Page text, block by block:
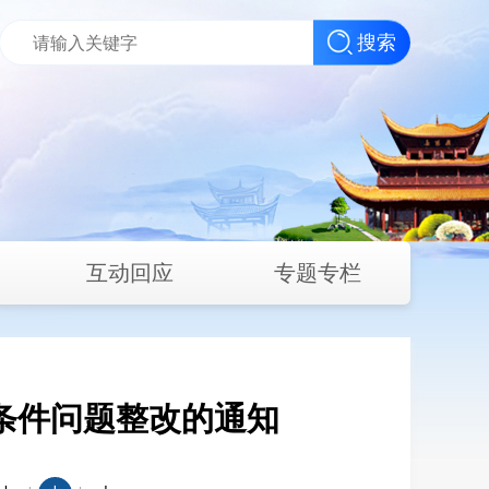
搜索
互动回应 专题专栏
件问题整改的通知